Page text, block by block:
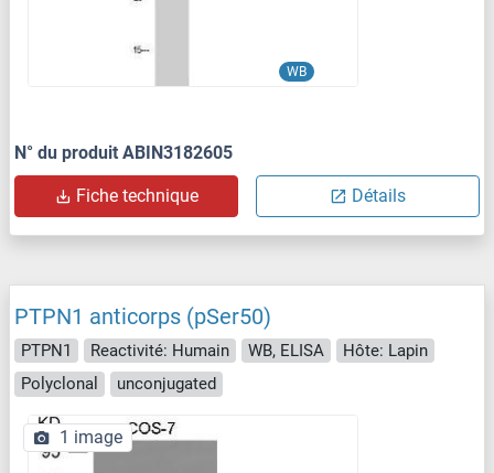
WB
N° du produit ABIN3182605
Fiche technique Détails
PTPN1 anticorps (pSer50)
PTPN1 Reactivité: Humain WB, ELISA
Hôte: Lapin
Polyclonal
unconjugated
1 image